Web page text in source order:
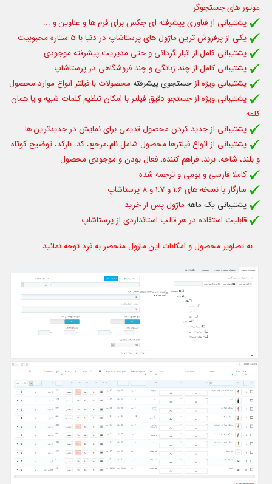
موتور های جستجوگر
پشتیبانی از فناوری پیشرفته ای جکس برای فرم ها و عناوین و ...
یکی از پرفروش ترین ماژول های پرستاشاپ در دنیا با 5 ستاره محبوبیت
پشتیبانی کامل از انبار گردانی و حتی مدیریت پیشرفته موجودی
پشتیبانی کامل از چند زبانگی و چند فروشگاهی در پرستاشاپ
پشتیبانی ویژه ازجستجوی پیشرفتهمحصولات با فیلتر انواع موارد محصول
پشتیبانی ویژه از جستجو دقیق فیلتر با امکان تنظیم کلمات شبیه و یا همان
کلمه
پشتیبانی از جدید کردن محصول قدیمی برای نمایش در جدیدترین ها
پشتیبانی از انواع فیلترها محصول شامل نام،مرجع، کد، بارکد، توضیح کوتاه
و بلند، شاخه، برند، فراهم کننده، فعال بودن و موجودی محصول
کاملا فارسی و بومی و ترجمه شده
سازگار با نسخه های 1.6 و 1.7 و 8 پرستاشاپ
پشتیبانی یک ماههماژول پس از خرید
قابلیت استفاده در هر قالب استانداردی از پرستاشاپ
به تصاویر محصول و امکانات این ماژول منحصر به فرد توجه نمائید